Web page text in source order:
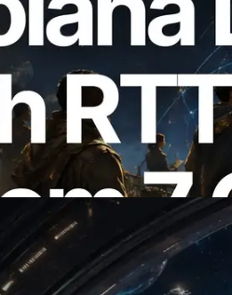
Solana Leader Slot
ping depuis 7 régions
Validators
lancée